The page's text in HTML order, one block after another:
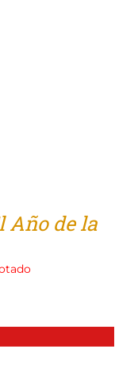
Año de la